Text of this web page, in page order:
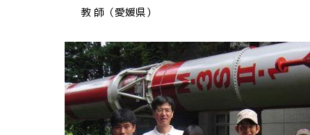
校 教 師（愛媛県）